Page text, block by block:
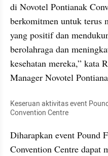
di Novotel Pontianak
berkomitmen untuk terus
yang positif dan
berolahraga dan
kesehatan mereka,” kata
Manager Novotel
Keseruan aktivitas event
Convention Centre
Diharapkan event Pound
Convention Centre dapat